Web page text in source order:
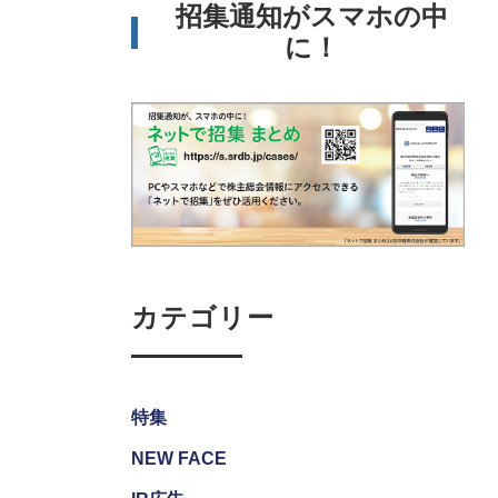
招集通知がスマホの中
に！
カテゴリー
特集
NEW FACE